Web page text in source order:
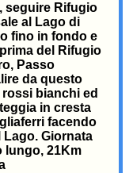
seguire Rifugio
al Lago di
fino in fondo e
del Rifugio
Passo
da questo
bianchi ed
in cresta
facendo
Giornata
lungo, 21Km